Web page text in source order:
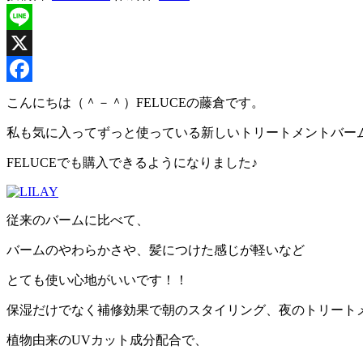
Line
X
Facebook
こんにちは（＾－＾）FELUCEの藤倉です。
私も気に入ってずっと使っている新しいトリートメントバー
FELUCEでも購入できるようになりました♪
従来のバームに比べて、
バームのやわらかさや、髪につけた感じが軽いなど
とても使い心地がいいです！！
保湿だけでなく補修効果で朝のスタイリング、夜のトリート
植物由来のUVカット成分配合で、